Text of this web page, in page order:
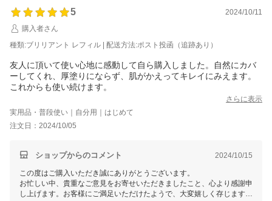
5
2024/10/11
購入者さん
種類:ブリリアント レフィル | 配送方法:ポスト投函（追跡あり）
友人に頂いて使い心地に感動して自ら購入しました。自然にカバ
ーしてくれ、厚塗りにならず、肌がかえってキレイにみえます。
これからも使い続けます。
さらに表示
実用品・普段使い｜自分用｜はじめて
注文日：2024/10/05
ショップからのコメント 2024/10/15
この度はご購入いただき誠にありがとうございます。
お忙しい中、貴重なご意見をお寄せいただきましたこと、心より感謝申
し上げます。お客様にご満足いただけたようで、大変嬉しく存じます。